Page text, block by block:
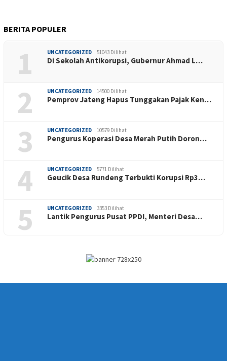
BERITA POPULER
1 UNCATEGORIZED 51043 Dilihat
Di Sekolah Antikorupsi, Gubernur Ahmad L…
2 UNCATEGORIZED 14500 Dilihat
Pemprov Jateng Hapus Tunggakan Pajak Ken…
3 UNCATEGORIZED 10579 Dilihat
Pengurus Koperasi Desa Merah Putih Doron…
4 UNCATEGORIZED 5771 Dilihat
Geucik Desa Rundeng Terbukti Korupsi Rp3…
5 UNCATEGORIZED 3353 Dilihat
Lantik Pengurus Pusat PPDI, Menteri Desa…